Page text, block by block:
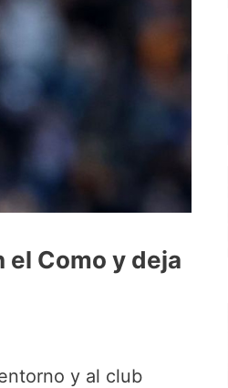
el Como y deja
y al club